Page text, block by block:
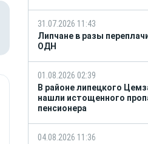
31.07.2026 11:43
Липчане в разы
ОДН
01.08.2026 02:39
В районе липецкого
нашли истощенного
пенсионера
04.08.2026 11:36